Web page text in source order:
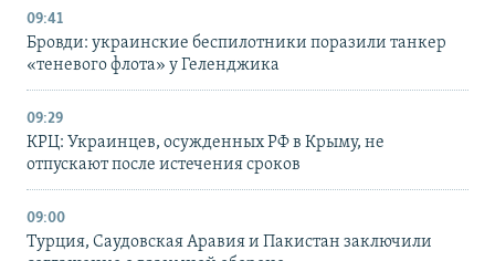
09:41
Бровди: украинские беспилотники поразили танкер
«теневого флота» у Геленджика
09:29
КРЦ: Украинцев, осужденных РФ в Крыму, не
отпускают после истечения сроков
09:00
Турция, Саудовская Аравия и Пакистан заключили